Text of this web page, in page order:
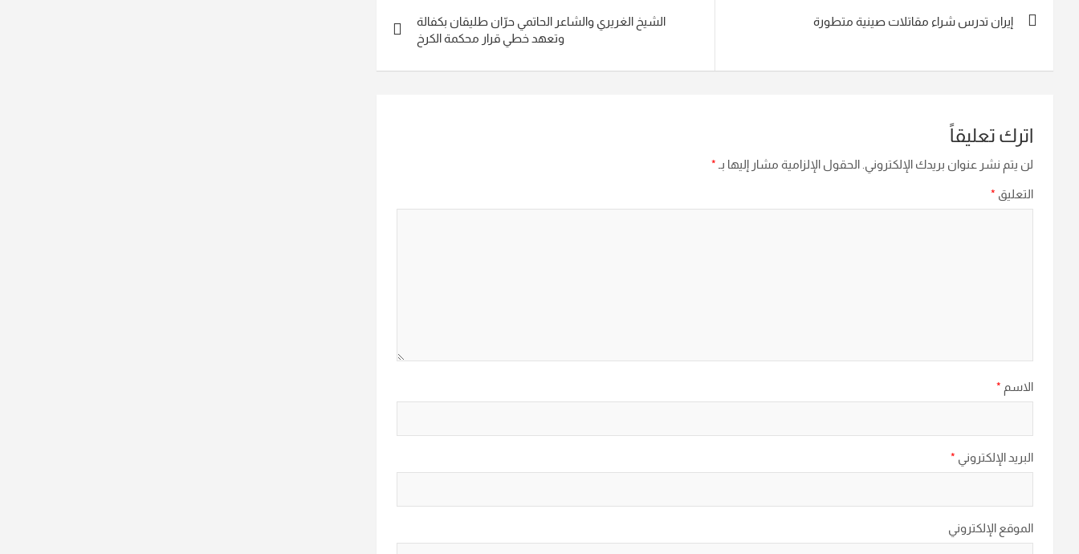
المقالات
إيران تدرس شراء مقاتلات صينية متطورة
الشيخ الغريري والشاعر الحاتمي حرّان طليقان بكفالة
وتعهد خطي قرار محكمة الكرخ
اترك تعليقاً
لن يتم نشر عنوان بريدك الإلكتروني. الحقول الإلزامية مشار إليها بـ *
التعليق *
الاسم *
البريد الإلكتروني *
الموقع الإلكتروني